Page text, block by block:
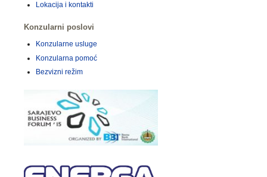
Lokacija i kontakti
Konzularni poslovi
Konzularne usluge
Konzularna pomoć
Bezvizni režim